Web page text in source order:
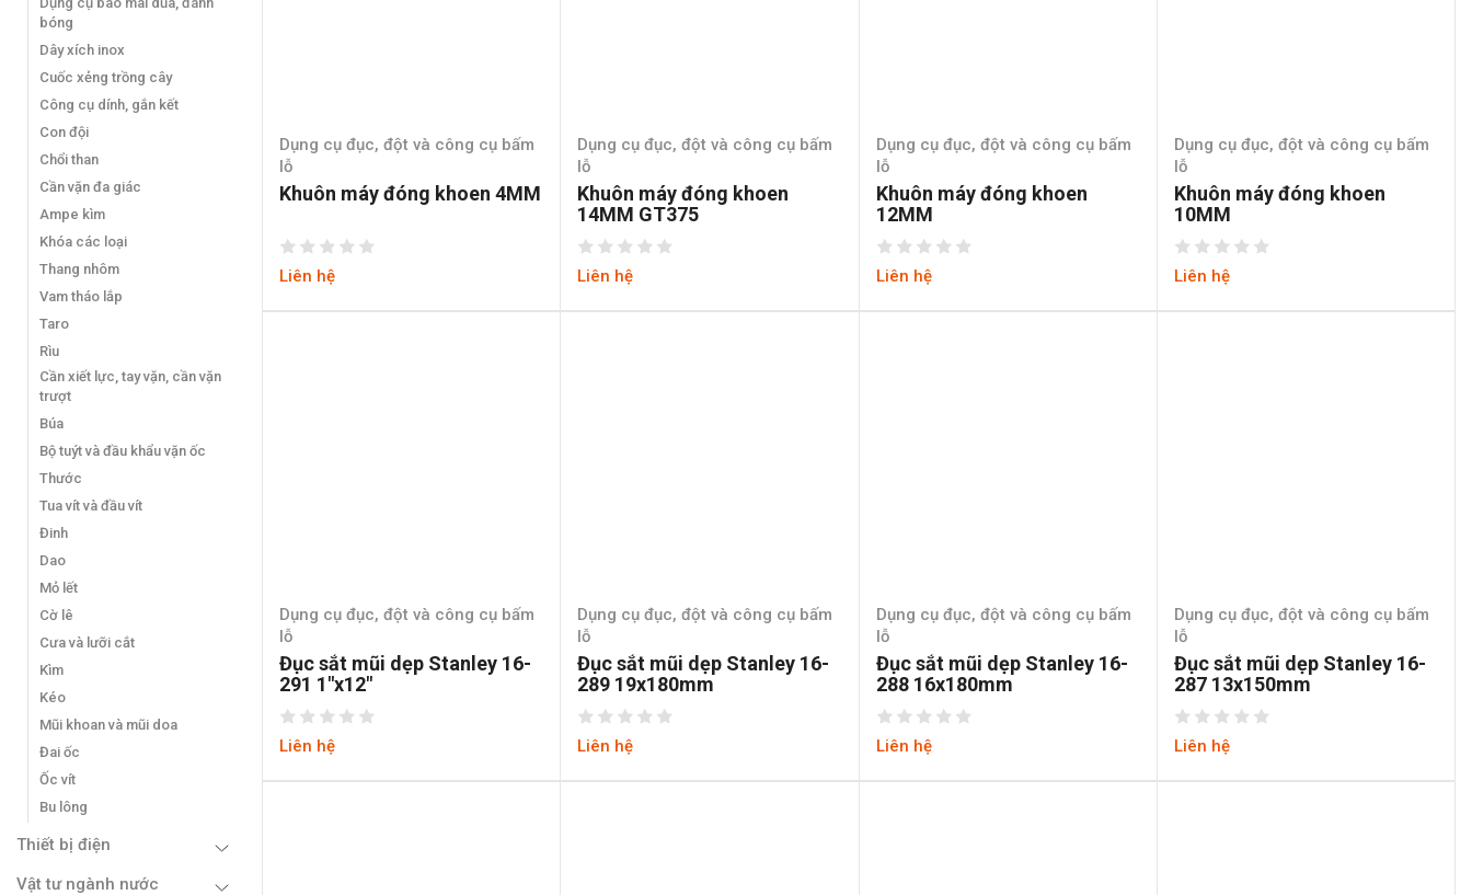
bóng
Dây xích inox
Cuốc xẻng trồng cây
Công cụ dính, gắn kết
Con đội
Chổi than
Cần vặn đa giác
Ampe kìm
Khóa các loại
Thang nhôm
Vam tháo lắp
Taro
Rìu
Cần xiết lực, tay vặn, cần vặn
trượt
Búa
Bộ tuýt và đầu khẩu vặn ốc
Thước
Tua vít và đầu vít
Đinh
Dao
Mỏ lết
Cờ lê
Cưa và lưỡi cắt
Kìm
Kéo
Mũi khoan và mũi doa
Đai ốc
Ốc vít
Bu lông
Thiết bị điện
Vật tư ngành nước
Dụng cụ đục, đột và công cụ bấm
lỗ
Khuôn máy đóng khoen 4MM
Liên hệ
Dụng cụ đục, đột và công cụ bấm
lỗ
Khuôn máy đóng khoen
14MM GT375
Liên hệ
Dụng cụ đục, đột và công cụ bấm
lỗ
Khuôn máy đóng khoen
12MM
Liên hệ
Dụng cụ đục, đột và công cụ bấm
lỗ
Khuôn máy đóng khoen
10MM
Liên hệ
Dụng cụ đục, đột và công cụ bấm
lỗ
Đục sắt mũi dẹp Stanley 16-
291 1″x12″
Liên hệ
Dụng cụ đục, đột và công cụ bấm
lỗ
Đục sắt mũi dẹp Stanley 16-
289 19x180mm
Liên hệ
Dụng cụ đục, đột và công cụ bấm
lỗ
Đục sắt mũi dẹp Stanley 16-
288 16x180mm
Liên hệ
Dụng cụ đục, đột và công cụ bấm
lỗ
Đục sắt mũi dẹp Stanley 16-
287 13x150mm
Liên hệ